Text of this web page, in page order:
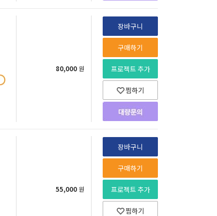
80,000 원
장바구니
구매하기
프로젝트 추가
찜하기
55,000 원
장바구니
구매하기
프로젝트 추가
찜하기